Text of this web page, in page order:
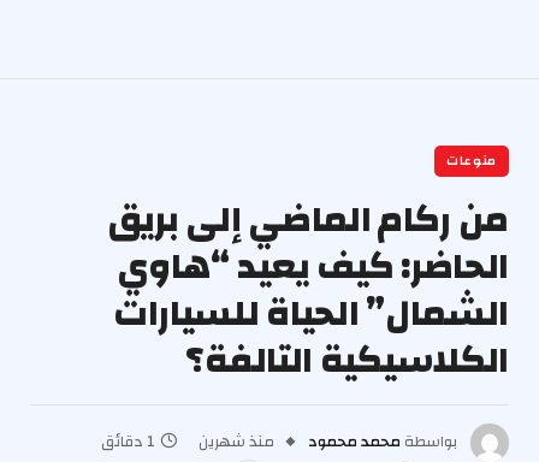
منوعات
من ركام الماضي إلى بريق
الحاضر: كيف يعيد “هاوي
الشمال” الحياة للسيارات
الكلاسيكية التالفة؟
بواسطة محمد محمود منذ شهرين
1 دقائق